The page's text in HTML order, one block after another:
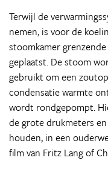
Terwijl de
nemen, is voor de
stoomkamer
geplaatst. De stoom
gebruikt om een
condensatie warmte
wordt rondgepompt.
de grote drukmeters
houden, in een
film van Fritz Lang of